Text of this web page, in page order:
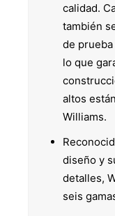
calidad.
también
de
lo que
altos
Williams.
diseño y
detalles,
seis